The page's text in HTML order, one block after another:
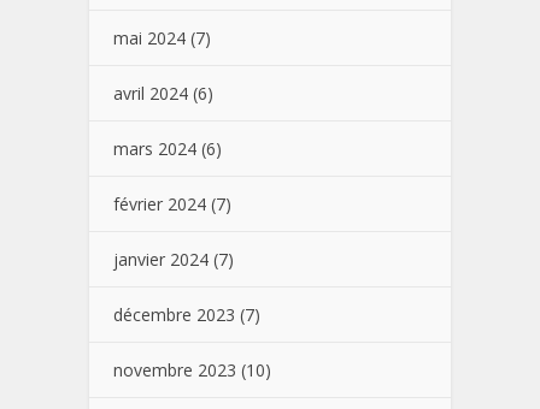
mai 2024 (7)
avril 2024 (6)
mars 2024 (6)
février 2024 (7)
janvier 2024 (7)
décembre 2023 (7)
novembre 2023 (10)